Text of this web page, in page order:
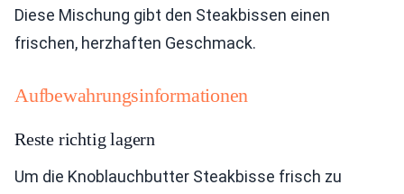
Diese Mischung gibt den Steakbissen einen
frischen, herzhaften Geschmack.
Aufbewahrungsinformationen
Reste richtig lagern
Um die Knoblauchbutter Steakbisse frisch zu